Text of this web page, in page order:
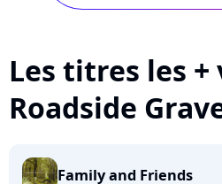
Les titres les +
Roadside
Family and Friends